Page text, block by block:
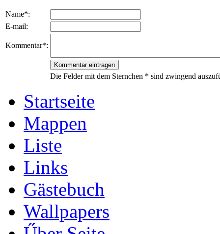
Name*:
E-mail:
Kommentar*:
Die Felder mit dem Sternchen * sind zwingend
Startseite
Mappen
Liste
Links
Gästebuch
Wallpapers